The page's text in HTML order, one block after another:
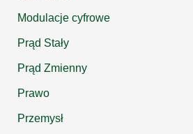
Modulacje cyfrowe
Prąd Stały
Prąd Zmienny
Prawo
Przemysł